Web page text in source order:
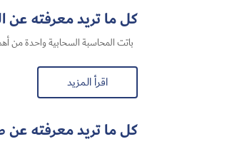
كل ما تريد معرفته عن
باتت المحاسبة السحابية​ واحدة من
اقرأ المزيد
كل ما تريد معرفته عن